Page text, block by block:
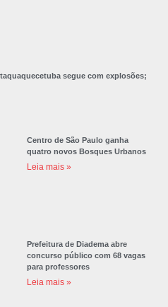
segue com explosões;
Centro de São Paulo ganha
quatro novos Bosques Urbanos
Leia mais »
Prefeitura de Diadema abre
concurso público com 68 vagas
para professores
Leia mais »